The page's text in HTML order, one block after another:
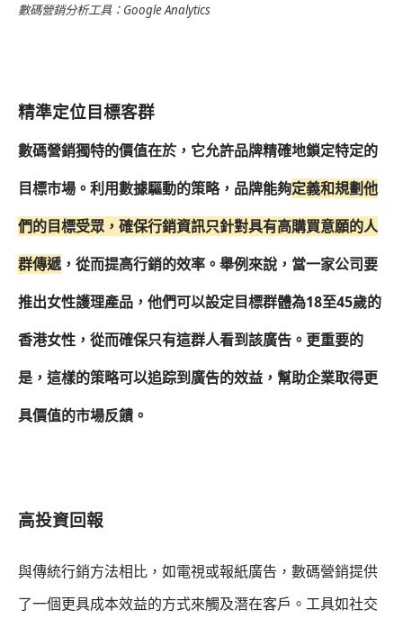
數碼營銷分析工具：Google Analytics
精準定位目標客群
數碼營銷獨特的價值在於，它允許品牌精確地鎖定特定的
目標市場。利用數據驅動的策略，品牌能夠定義和規劃他
們的目標受眾，確保行銷資訊只針對具有高購買意願的人
群傳遞，從而提高行銷的效率。舉例來說，當一家公司要
推出女性護理產品，他們可以設定目標群體為18至45歲的
香港女性，從而確保只有這群人看到該廣告。更重要的
是，這樣的策略可以追踪到廣告的效益，幫助企業取得更
具價值的市場反饋。
高投資回報
與傳統行銷方法相比，如電視或報紙廣告，數碼營銷提供
了一個更具成本效益的方式來觸及潛在客戶。工具如社交